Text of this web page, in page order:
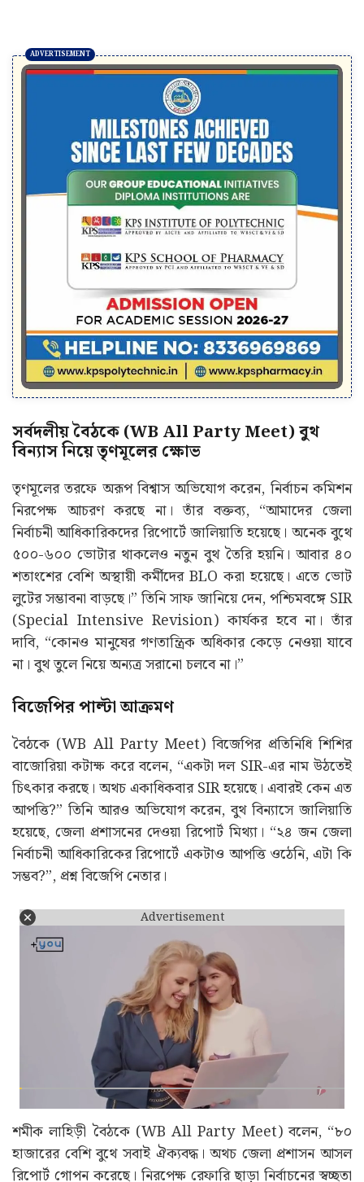
সর্বদলীয় বৈঠকে (WB All Party Meet) বুথ
বিন্যাস নিয়ে তৃণমূলের ক্ষোভ
তৃণমূলের তরফে অরূপ বিশ্বাস অভিযোগ করেন, নির্বাচন কমিশন
নিরপেক্ষ আচরণ করছে না। তাঁর বক্তব্য, “আমাদের জেলা
নির্বাচনী আধিকারিকদের রিপোর্টে জালিয়াতি হয়েছে। অনেক বুথে
৫০০-৬০০ ভোটার থাকলেও নতুন বুথ তৈরি হয়নি। আবার ৪০
শতাংশের বেশি অস্থায়ী কর্মীদের BLO করা হয়েছে। এতে ভোট
লুটের সম্ভাবনা বাড়ছে।” তিনি সাফ জানিয়ে দেন, পশ্চিমবঙ্গে SIR
(Special Intensive Revision) কার্যকর হবে না। তাঁর
দাবি, “কোনও মানুষের গণতান্ত্রিক অধিকার কেড়ে নেওয়া যাবে
না। বুথ তুলে নিয়ে অন্যত্র সরানো চলবে না।”
বিজেপির পাল্টা আক্রমণ
বৈঠকে (WB All Party Meet) বিজেপির প্রতিনিধি শিশির
বাজোরিয়া কটাক্ষ করে বলেন, “একটা দল SIR-এর নাম উঠতেই
চিৎকার করছে। অথচ একাধিকবার SIR হয়েছে। এবারই কেন এত
আপত্তি?” তিনি আরও অভিযোগ করেন, বুথ বিন্যাসে জালিয়াতি
হয়েছে, জেলা প্রশাসনের দেওয়া রিপোর্ট মিথ্যা। “২৪ জন জেলা
নির্বাচনী আধিকারিকের রিপোর্টে একটাও আপত্তি ওঠেনি, এটা কি
সম্ভব?”, প্রশ্ন বিজেপি নেতার।
Advertisement
শমীক লাহিড়ী বৈঠকে (WB All Party Meet) বলেন, “৮০
হাজারের বেশি বুথে সবাই ঐক্যবদ্ধ। অথচ জেলা প্রশাসন আসল
রিপোর্ট গোপন করেছে। নিরপেক্ষ রেফারি ছাড়া নির্বাচনের স্বচ্ছতা